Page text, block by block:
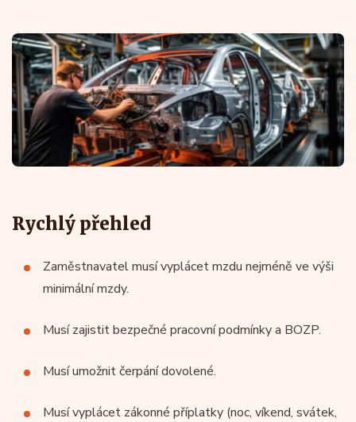
Rychlý přehled
Zaměstnavatel musí vyplácet mzdu nejméně ve výši
minimální mzdy.
Musí zajistit bezpečné pracovní podmínky a BOZP.
Musí umožnit čerpání dovolené.
Musí vyplácet zákonné příplatky (noc, víkend, svátek,